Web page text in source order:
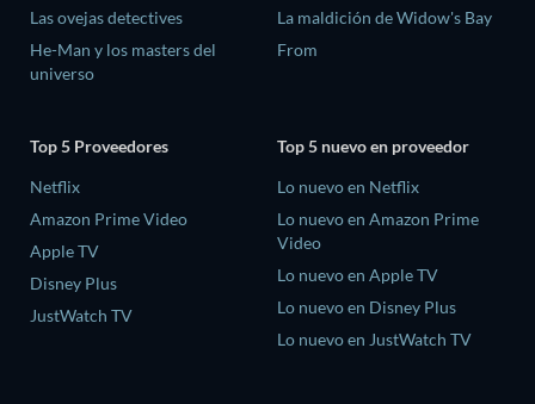
Las ovejas detectives
He-Man y los masters del
universo
La maldición de Widow's Bay
From
Top 5 Proveedores
Netflix
Amazon Prime Video
Apple TV
Disney Plus
JustWatch TV
Top 5 nuevo en proveedor
Lo nuevo en Netflix
Lo nuevo en Amazon Prime
Video
Lo nuevo en Apple TV
Lo nuevo en Disney Plus
Lo nuevo en JustWatch TV